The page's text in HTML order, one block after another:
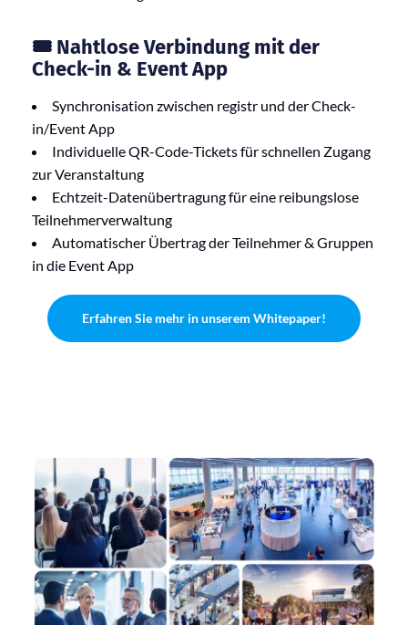
🎟 Nahtlose Verbindung mit der
Check-in & Event App
Synchronisation zwischen registr und der Check-
in/Event App
Individuelle QR-Code-Tickets für schnellen Zugang
zur Veranstaltung
Echtzeit-Datenübertragung für eine reibungslose
Teilnehmerverwaltung
Automatischer Übertrag der Teilnehmer & Gruppen
in die Event App
Erfahren Sie mehr in unserem Whitepaper!